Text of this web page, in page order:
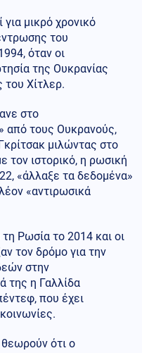
μικρό χρονικό
του
όταν οι
της Ουκρανίας
Χίτλερ.
στο
από τους Ουκρανούς,
μιλώντας στο
τον ιστορικό, η ρωσική
«άλλαξε τα δεδομένα»
«αντιρωσικά
Ρωσία το 2014 και οι
τον δρόμο για την
στην
της η Γαλλίδα
που έχει
ότι ο